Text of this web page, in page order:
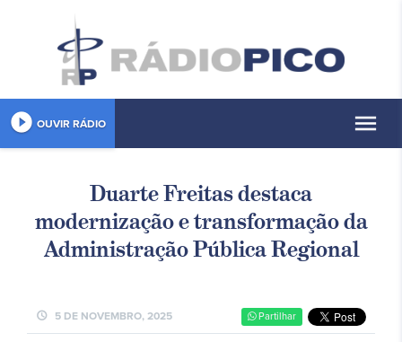
play_circle_filled OUVIR RÁDIO menu
Duarte Freitas destaca
modernização e transformação da
Administração Pública Regional
schedule 5 DE NOVEMBRO, 2025 Partilhar